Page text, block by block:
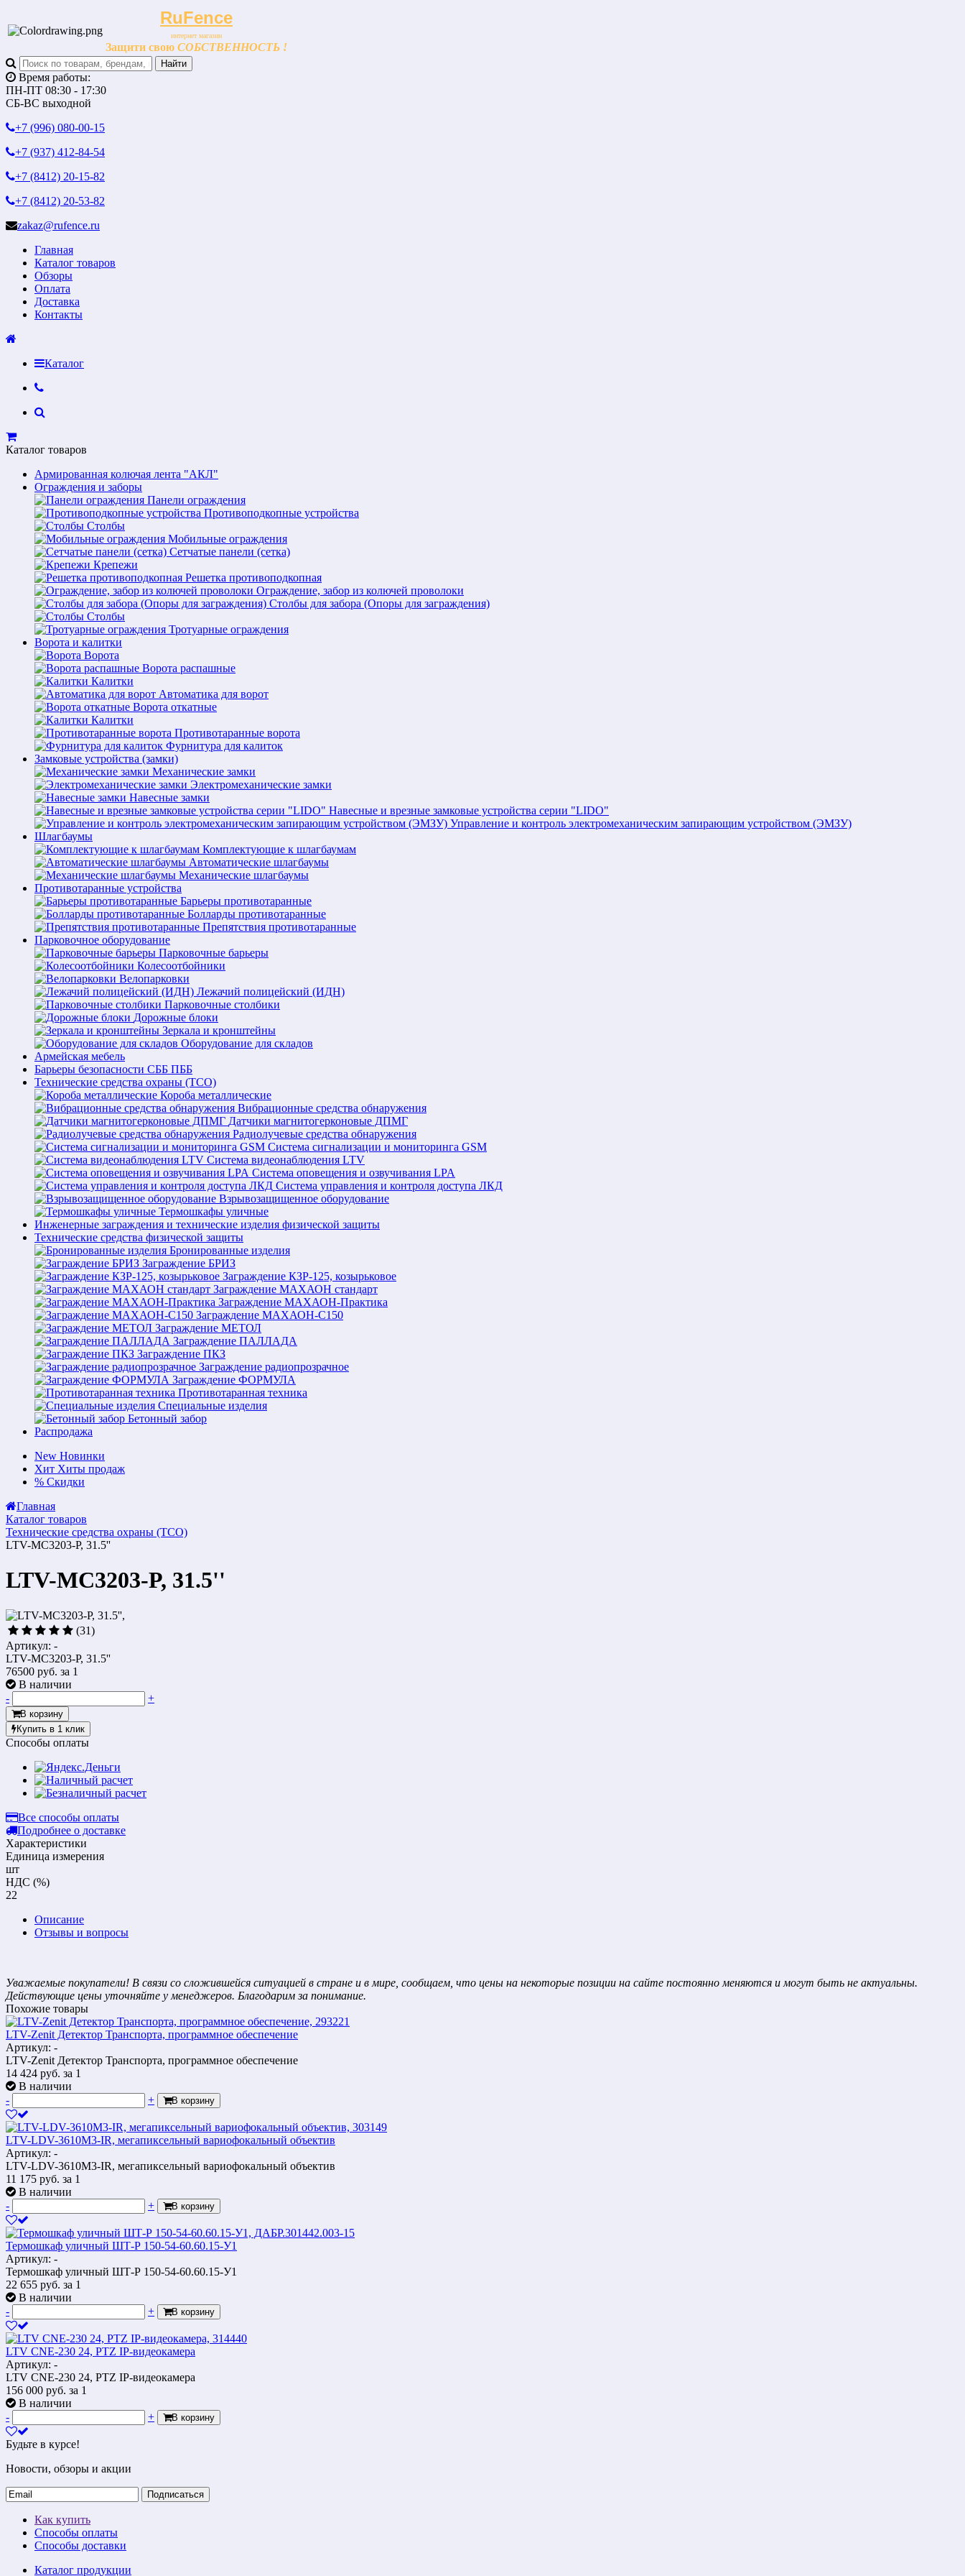
RuFence
интернет магазин
Защити свою СОБСТВЕННОСТЬ !
Время работы:
ПН-ПТ 08:30 - 17:30
СБ-ВС выходной
+7 (996) 080-00-15
+7 (937) 412-84-54
+7 (8412) 20-15-82
+7 (8412) 20-53-82
zakaz@rufence.ru
Главная
Каталог товаров
Обзоры
Оплата
Доставка
Контакты
Каталог
Каталог товаров
Армированная колючая лента "АКЛ"
Ограждения и заборы
Панели ограждения
Противоподкопные устройства
Столбы
Мобильные ограждения
Сетчатые панели (сетка)
Крепежи
Решетка противоподкопная
Ограждение, забор из колючей проволоки
Столбы для забора (Опоры для заграждения)
Столбы
Тротуарные ограждения
Ворота и калитки
Ворота
Ворота распашные
Калитки
Автоматика для ворот
Ворота откатные
Калитки
Противотаранные ворота
Фурнитура для калиток
Замковые устройства (замки)
Механические замки
Электромеханические замки
Навесные замки
Навесные и врезные замковые устройства серии "LIDO"
Управление и контроль электромеханическим запирающим устройством (ЭМЗУ)
Шлагбаумы
Комплектующие к шлагбаумам
Автоматические шлагбаумы
Механические шлагбаумы
Противотаранные устройства
Барьеры противотаранные
Болларды противотаранные
Препятствия противотаранные
Парковочное оборудование
Парковочные барьеры
Колесоотбойники
Велопарковки
Лежачий полицейский (ИДН)
Парковочные столбики
Дорожные блоки
Зеркала и кронштейны
Оборудование для складов
Армейская мебель
Барьеры безопасности СББ ПББ
Технические средства охраны (ТСО)
Короба металлические
Вибрационные средства обнаружения
Датчики магнитогерконовые ДПМГ
Радиолучевые средства обнаружения
Система сигнализации и мониторинга GSM
Система видеонаблюдения LTV
Система оповещения и озвучивания LPA
Система управления и контроля доступа ЛКД
Взрывозащищенное оборудование
Термошкафы уличные
Инженерные заграждения и технические изделия физической защиты
Технические средства физической защиты
Бронированные изделия
Заграждение БРИЗ
Заграждение КЗР-125, козырьковое
Заграждение МАХАОН стандарт
Заграждение МАХАОН-Практика
Заграждение МАХАОН-С150
Заграждение МЕТОЛ
Заграждение ПАЛЛАДА
Заграждение ПКЗ
Заграждение радиопрозрачное
Заграждение ФОРМУЛА
Противотаранная техника
Специальные изделия
Бетонный забор
Распродажа
New Новинки
Хит Хиты продаж
% Скидки
Главная
Каталог товаров
Технические средства охраны (ТСО)
LTV-MC3203-P, 31.5''
LTV-MC3203-P, 31.5''
(31)
Артикул: -
LTV-MC3203-P, 31.5''
76500 руб. за 1
В наличии
-
+
В корзину
Купить в 1 клик
Способы оплаты
Все способы оплаты
Подробнее о доставке
Характеристики
Единица измерения
шт
НДС (%)
22
Описание
Отзывы и вопросы
Уважаемые покупатели! В связи со сложившейся ситуацией в стране и в мире, сообщаем, что цены на некоторые позиции на сайте постоянно меняются и могут быть не актуальны.
Действующие цены уточняйте у менеджеров. Благодарим за понимание.
Похожие товары
LTV-Zenit Детектор Транспорта, программное обеспечение
Артикул: -
LTV-Zenit Детектор Транспорта, программное обеспечение
14 424 руб. за 1
В наличии
-
+ В корзину
LTV-LDV-3610M3-IR, мегапиксельный вариофокальный объектив
Артикул: -
LTV-LDV-3610M3-IR, мегапиксельный вариофокальный объектив
11 175 руб. за 1
В наличии
-
+ В корзину
Термошкаф уличный ШТ-Р 150-54-60.60.15-У1
Артикул: -
Термошкаф уличный ШТ-Р 150-54-60.60.15-У1
22 655 руб. за 1
В наличии
-
+ В корзину
LTV CNE-230 24, PTZ IP-видеокамера
Артикул: -
LTV CNE-230 24, PTZ IP-видеокамера
156 000 руб. за 1
В наличии
-
+ В корзину
Будьте в курсе!
Новости, обзоры и акции
Подписаться
Как купить
Способы оплаты
Способы доставки
Каталог продукции